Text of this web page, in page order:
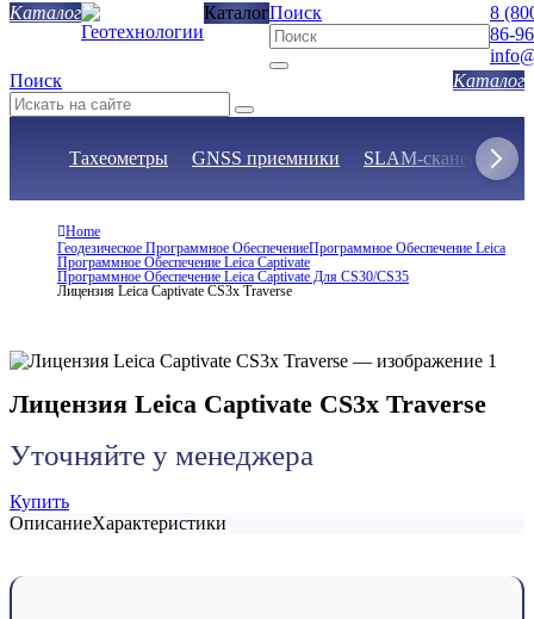
КаталогПоиск
8
86-96
Поиск
Тахеометры GNSS приемники SLAM-сканеры
Home
Геодезическое Программное ОбеспечениеПрограммное Обеспечение Leica
Программное Обеспечение Leica Captivate
Программное Обеспечение Leica Captivate Для CS30/CS35
Лицензия Leica Captivate CS3x Traverse
Лицензия Leica Captivate CS3x Traverse
Уточняйте у менеджера
Купить
ОписаниеХарактеристики